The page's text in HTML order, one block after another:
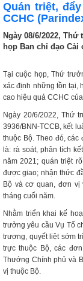
Quán triệt,
CCHC
Ngày 08/6/2022,
họp Ban chỉ đạo Cải
Tại cuộc họp, Thứ
xác định những tồn tại,
cao hiệu quả CCHC
Ngày 20/6/2022, Thứ
3936/BNN-TCCB, kết
thuộc Bộ. Theo đó, các
là: rà soát, phân tích
năm 2021; quán triệt
được giao; nhận thức
Bộ và cơ quan, đơn vị
tháng cuối năm.
Nhằm triển khai kế
trưởng yêu cầu Vụ Tổ
trương, quyết liệt sớm
trực thuộc Bộ, các
Thướng Chính phủ và
vị thuộc Bộ.